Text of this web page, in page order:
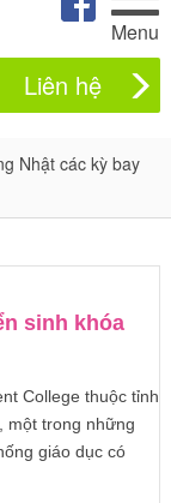
Menu
Liên hệ
Nhật các kỳ bay
sinh khóa
College thuộc tỉnh
một trong những
giáo dục có